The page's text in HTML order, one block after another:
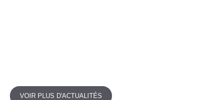
VOIR PLUS D'ACTUALITÉS